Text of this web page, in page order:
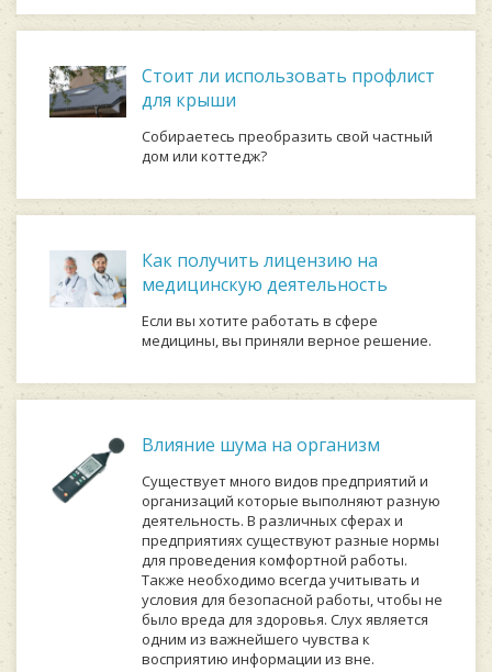
Стоит ли использовать профлист
для крыши
Собираетесь преобразить свой частный
дом или коттедж?
Как получить лицензию на
медицинскую деятельность
Если вы хотите работать в сфере
медицины, вы приняли верное решение.
Влияние шума на организм
Существует много видов предприятий и
организаций которые выполняют разную
деятельность. В различных сферах и
предприятиях существуют разные нормы
для проведения комфортной работы.
Также необходимо всегда учитывать и
условия для безопасной работы, чтобы не
было вреда для здоровья. Слух является
одним из важнейшего чувства к
восприятию информации из вне.